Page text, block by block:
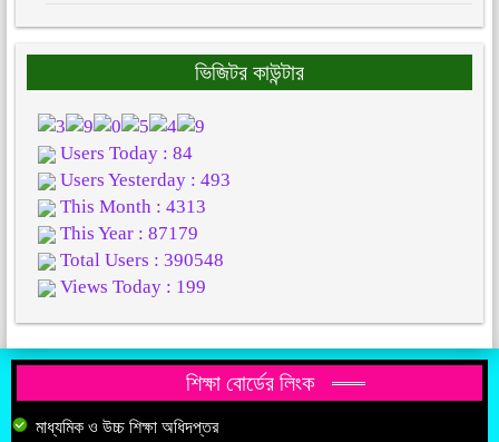
ভিজিটর কাউন্টার
Users Today : 84
Users Yesterday : 493
This Month : 4313
This Year : 87179
Total Users : 390548
Views Today : 199
শিক্ষা বোর্ডের লিংক
মাধ্যমিক ও উচ্চ শিক্ষা অধিদপ্তর